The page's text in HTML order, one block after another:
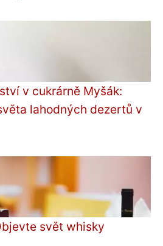
v cukrárně Myšák:
lahodných dezertů v
svět whisky